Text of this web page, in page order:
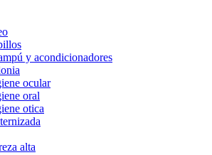
y acondicionadores
ocular
oral
otica
alta